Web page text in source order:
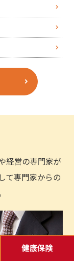
健康保険
経営の専門家が
て専門家からの